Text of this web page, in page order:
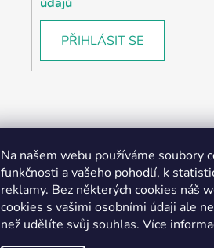
Na našem webu používáme soubory
funkčnosti a vašeho pohodlí, k
reklamy. Bez některých cookies náš
cookies s vašimi osobními údaji ale
než udělíte svůj souhlas. Více
PŘIHLÁSIT SE
Partnerská